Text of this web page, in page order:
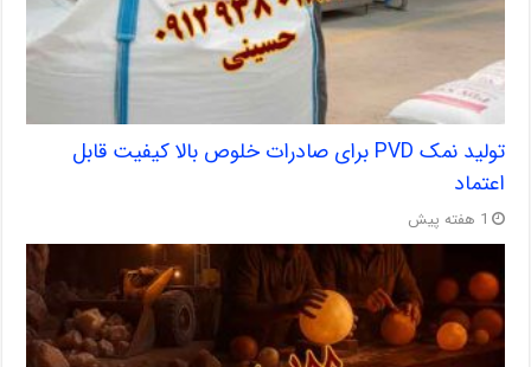
تولید نمک PVD برای صادرات خلوص بالا کیفیت قابل
اعتماد
1 هفته پیش